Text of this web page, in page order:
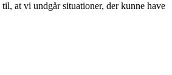
at vi undgår situationer, der kunne have